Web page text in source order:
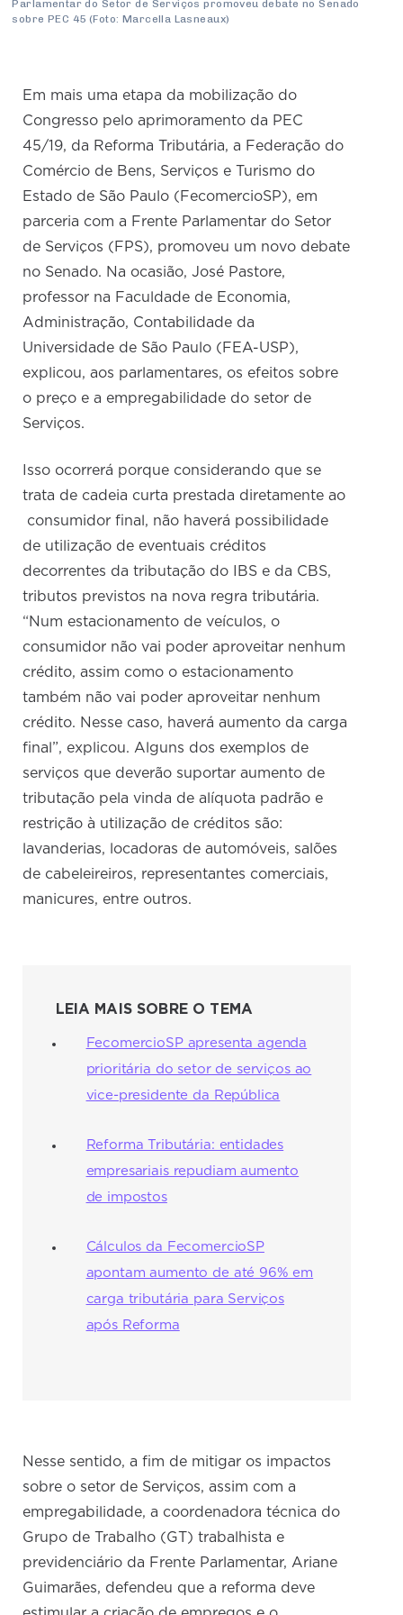
Parlamentar do Setor de Serviços promoveu debate no Senado
sobre PEC 45 (Foto: Marcella Lasneaux)
Em mais uma etapa da mobilização do
Congresso pelo aprimoramento da PEC
45/19, da Reforma Tributária, a Federação do
Comércio de Bens, Serviços e Turismo do
Estado de São Paulo (FecomercioSP), em
parceria com a Frente Parlamentar do Setor
de Serviços (FPS), promoveu um novo debate
no Senado. Na ocasião, José Pastore,
professor na Faculdade de Economia,
Administração, Contabilidade da
Universidade de São Paulo (FEA-USP),
explicou, aos parlamentares, os efeitos sobre
o preço e a empregabilidade do setor de
Serviços.
Isso ocorrerá porque considerando que se
trata de cadeia curta prestada diretamente ao
consumidor final, não haverá possibilidade
de utilização de eventuais créditos
decorrentes da tributação do IBS e da CBS,
tributos previstos na nova regra tributária.
“Num estacionamento de veículos, o
consumidor não vai poder aproveitar nenhum
crédito, assim como o estacionamento
também não vai poder aproveitar nenhum
crédito. Nesse caso, haverá aumento da carga
final”, explicou. Alguns dos exemplos de
serviços que deverão suportar aumento de
tributação pela vinda de alíquota padrão e
restrição à utilização de créditos são:
lavanderias, locadoras de automóveis, salões
de cabeleireiros, representantes comerciais,
manicures, entre outros.
LEIA MAIS SOBRE O TEMA
FecomercioSP apresenta agenda
prioritária do setor de serviços ao
vice-presidente da República
Reforma Tributária: entidades
empresariais repudiam aumento
de impostos
Cálculos da FecomercioSP
apontam aumento de até 96% em
carga tributária para Serviços
após Reforma
Nesse sentido, a fim de mitigar os impactos
sobre o setor de Serviços, assim com a
empregabilidade, a coordenadora técnica do
Grupo de Trabalho (GT) trabalhista e
previdenciário da Frente Parlamentar, Ariane
Guimarães, defendeu que a reforma deve